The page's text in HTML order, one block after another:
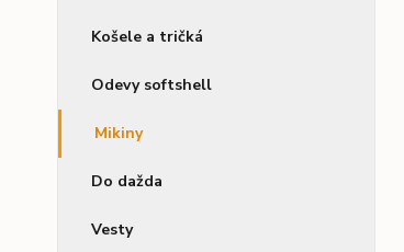
Košele a tričká
Odevy softshell
Mikiny
Do dažda
Vesty